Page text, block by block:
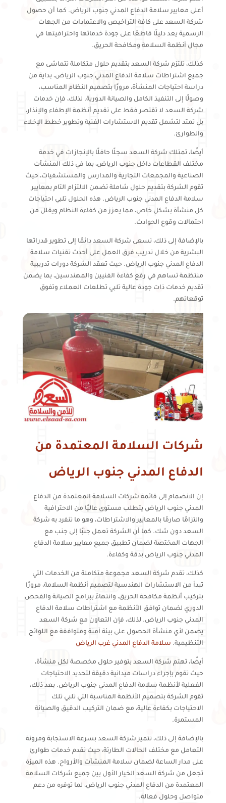
أعلى معايير سلامة الدفاع المدني جنوب الرياض. كما أن حصول
شركة السعد على كافة التراخيص والاعتمادات من الجهات
الرسمية يعد دليلًا قاطعًا على جودة خدماتها واحترافيتها في
مجال أنظمة السلامة ومكافحة الحريق.
كذلك، تلتزم شركة السعد بتقديم حلول متكاملة تتماشى مع
جميع اشتراطات سلامة الدفاع المدني جنوب الرياض، بداية من
دراسة احتياجات المنشأة، مرورًا بتصميم النظام المناسب،
وصولًا إلى التنفيذ الكامل والصيانة الدورية. لذلك، فإن خدمات
شركة السعد لا تقتصر فقط على تقديم أنظمة الإطفاء والإنذار،
بل تمتد لتشمل تقديم الاستشارات الفنية وتطوير خطط الإخلاء
والطوارئ.
أيضًا، تمتلك شركة السعد سجلًا حافلًا بالإنجازات في خدمة
مختلف القطاعات داخل جنوب الرياض، بما في ذلك المنشآت
الصناعية والمجمعات التجارية والمدارس والمستشفيات، حيث
تقوم الشركة بتقديم حلول شاملة تضمن الالتزام التام بمعايير
سلامة الدفاع المدني جنوب الرياض. هذه الحلول تلبي احتياجات
كل منشأة بشكل خاص، مما يعزز من كفاءة النظام ويقلل من
احتمالات وقوع الحوادث.
بالإضافة إلى ذلك، تسعى شركة السعد دائمًا إلى تطوير قدراتها
البشرية من خلال تدريب فرق العمل على أحدث تقنيات سلامة
الدفاع المدني جنوب الرياض. حيث تعقد الشركة دورات تدريبية
منتظمة تساهم في رفع كفاءة الفنيين والمهندسين، بما يضمن
تقديم خدمات ذات جودة عالية تلبي تطلعات العملاء وتفوق
توقعاتهم.
شركات السلامة المعتمدة من
الدفاع المدني جنوب الرياض
إن الانضمام إلى قائمة شركات السلامة المعتمدة من الدفاع
المدني جنوب الرياض يتطلب مستوى عاليًا من الاحترافية
والتزامًا صارمًا بالمعايير والاشتراطات، وهو ما تنفرد به شركة
السعد دون شك. كما أن الشركة تعمل جنبًا إلى جنب مع
الجهات المختصة لضمان تطبيق جميع معايير سلامة الدفاع
المدني جنوب الرياض بدقة وكفاءة.
كذلك، تقدم شركة السعد مجموعة متكاملة من الخدمات التي
تبدأ من الاستشارات الهندسية لتصميم أنظمة السلامة، مرورًا
بتركيب أنظمة مكافحة الحريق، وانتهاءً ببرامج الصيانة والفحص
الدوري لضمان توافق الأنظمة مع اشتراطات سلامة الدفاع
المدني جنوب الرياض. لذلك، فإن التعاون مع شركة السعد
يضمن لأي منشأة الحصول على بيئة آمنة ومتوافقة مع اللوائح
التنظيمية. سلامة الدفاع المدني غرب الرياض
أيضًا، تهتم شركة السعد بتوفير حلول مخصصة لكل منشأة،
حيث تقوم بإجراء دراسات ميدانية دقيقة لتحديد الاحتياجات
الفعلية لأنظمة سلامة الدفاع المدني جنوب الرياض. بعد ذلك،
تقوم الشركة بتصميم الأنظمة المناسبة التي تلبي تلك
الاحتياجات بكفاءة عالية، مع ضمان التركيب الدقيق والصيانة
المستمرة.
بالإضافة إلى ذلك، تتميز شركة السعد بسرعة الاستجابة ومرونة
التعامل مع مختلف الحالات الطارئة، حيث تقدم خدمات طوارئ
على مدار الساعة لضمان سلامة المنشآت والأرواح. هذه الميزة
تجعل من شركة السعد الخيار الأول بين جميع شركات السلامة
المعتمدة من الدفاع المدني جنوب الرياض، لما توفره من دعم
متواصل وحلول فعالة.